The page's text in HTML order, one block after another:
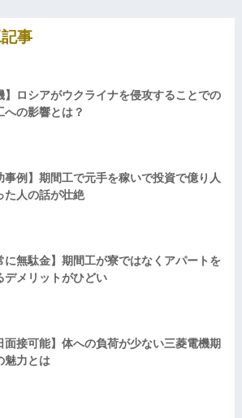
事
】ロシアがウクライナを侵攻することでの
への影響とは？
事例】期間工で元手を稼いで投資で億り人
た人の話が壮絶
に無駄金】期間工が寮ではなくアパートを
デメリットがひどい
面接可能】体への負荷が少ない三菱電機期
魅力とは